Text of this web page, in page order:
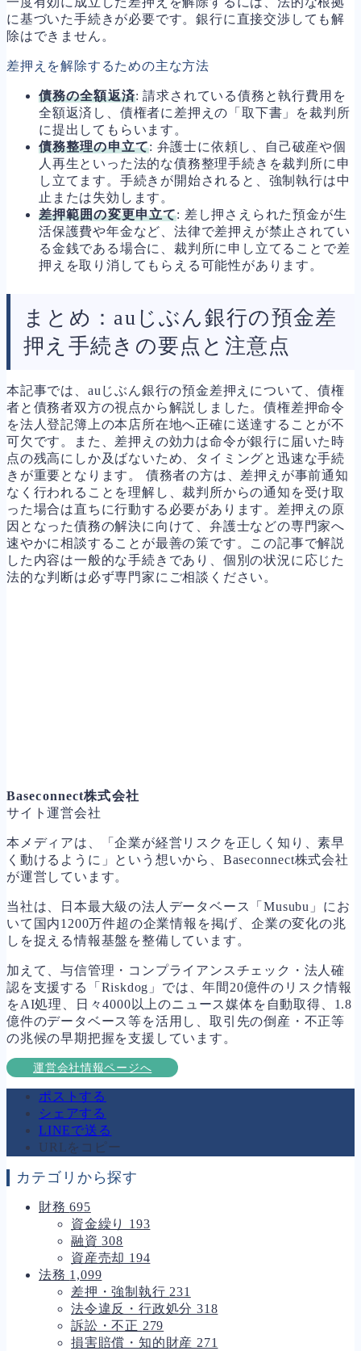
に基づいた手続きが必要です。銀行に直接交渉しても解
除はできません。
差押えを解除するための主な方法
債務の全額返済: 請求されている債務と執行費用を
全額返済し、債権者に差押えの「取下書」を裁判所
に提出してもらいます。
債務整理の申立て: 弁護士に依頼し、自己破産や個
人再生といった法的な債務整理手続きを裁判所に申
し立てます。手続きが開始されると、強制執行は中
止または失効します。
差押範囲の変更申立て: 差し押さえられた預金が生
活保護費や年金など、法律で差押えが禁止されてい
る金銭である場合に、裁判所に申し立てることで差
押えを取り消してもらえる可能性があります。
まとめ：auじぶん銀行の預金差
押え手続きの要点と注意点
本記事では、auじぶん銀行の預金差押えについて、債権
者と債務者双方の視点から解説しました。債権差押命令
を法人登記簿上の本店所在地へ正確に送達することが不
可欠です。また、差押えの効力は命令が銀行に届いた時
点の残高にしか及ばないため、タイミングと迅速な手続
きが重要となります。 債務者の方は、差押えが事前通知
なく行われることを理解し、裁判所からの通知を受け取
った場合は直ちに行動する必要があります。差押えの原
因となった債務の解決に向けて、弁護士などの専門家へ
速やかに相談することが最善の策です。この記事で解説
した内容は一般的な手続きであり、個別の状況に応じた
法的な判断は必ず専門家にご相談ください。
Baseconnect株式会社
サイト運営会社
本メディアは、「企業が経営リスクを正しく知り、素早
く動けるように」という想いから、Baseconnect株式会社
が運営しています。
当社は、日本最大級の法人データベース「Musubu」にお
いて国内1200万件超の企業情報を掲げ、企業の変化の兆
しを捉える情報基盤を整備しています。
加えて、与信管理・コンプライアンスチェック・法人確
認を支援する「Riskdog」では、年間20億件のリスク情報
をAI処理、日々4000以上のニュース媒体を自動取得、1.8
億件のデータベース等を活用し、取引先の倒産・不正等
の兆候の早期把握を支援しています。
運営会社情報ページへ
ポストする
シェアする
LINEで送る
URLをコピー
カテゴリから探す
財務695
資金繰り 193
融資308
資産売却 194
法務 1,099
差押・強制執行 231
法令違反・行政処分318
訴訟・不正 279
損害賠償・知的財産 271